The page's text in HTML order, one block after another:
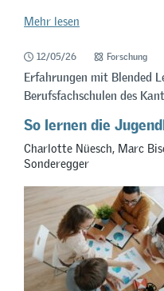
Mehr lesen
12/05/26 Forschung
Erfahrungen mit Blended
Berufsfachschulen des
So lernen die
Charlotte Nüesch, Marc
Sonderegger